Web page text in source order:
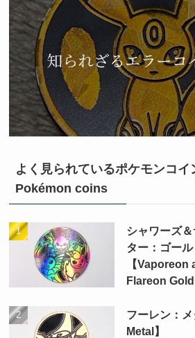
よく見られているポケモンコ
Pokémon coins
シャワーズ
ター：ゴー
【
Flareon
フーレン：
Metal】